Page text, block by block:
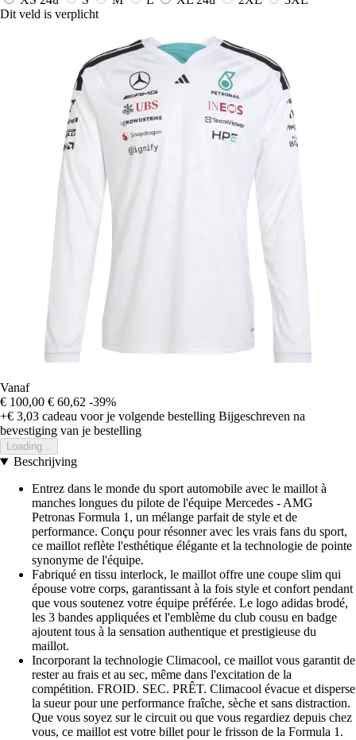
Dit veld is verplicht
Vanaf
€ 100,00 € 60,62 -39%
+€ 3,03 cadeau voor je volgende bestelling Bijgeschreven na
bevestiging van je bestelling
Loading...
Beschrijving
Entrez dans le monde du sport automobile avec le maillot à
manches longues du pilote de l'équipe Mercedes - AMG
Petronas Formula 1, un mélange parfait de style et de
performance. Conçu pour résonner avec les vrais fans du sport,
ce maillot reflète l'esthétique élégante et la technologie de pointe
synonyme de l'équipe.
Fabriqué en tissu interlock, le maillot offre une coupe slim qui
épouse votre corps, garantissant à la fois style et confort pendant
que vous soutenez votre équipe préférée. Le logo adidas brodé,
les 3 bandes appliquées et l'emblème du club cousu en badge
ajoutent tous à la sensation authentique et prestigieuse du
maillot.
Incorporant la technologie Climacool, ce maillot vous garantit de
rester au frais et au sec, même dans l'excitation de la
compétition. FROID. SEC. PRÊT. Climacool évacue et disperse
la sueur pour une performance fraîche, sèche et sans distraction.
Que vous soyez sur le circuit ou que vous regardiez depuis chez
vous, ce maillot est votre billet pour le frisson de la Formula 1.